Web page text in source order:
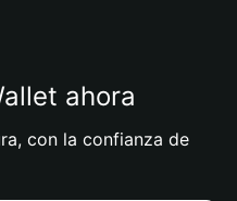
ahora
con la confianza de